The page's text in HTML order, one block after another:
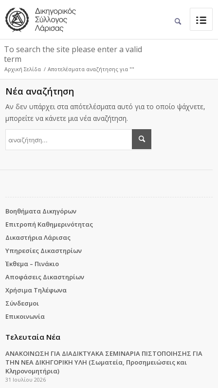
To search the site please enter a valid
term
Αρχική Σελίδα / Αποτελέσματα αναζήτησης για ""
Νέα αναζήτηση
Αν δεν υπάρχει στα απότελέσματα αυτό για το οποίο ψάχνετε,
μπορείτε να κάνετε μια νέα αναζήτηση.
Βοηθήματα Δικηγόρων
Επιτροπή Καθημερινότητας
Δικαστήρια Λάρισας
Υπηρεσίες Δικαστηρίων
Έκθεμα – Πινάκιο
Αποφάσεις Δικαστηρίων
Χρήσιμα Τηλέφωνα
Σύνδεσμοι
Επικοινωνία
Τελευταία Νέα
ΑΝΑΚΟΙΝΩΣΗ ΓΙΑ ΔΙΑΔΙΚΤΥΑΚΑ ΣΕΜΙΝΑΡΙΑ ΠΙΣΤΟΠΟΙΗΣΗΣ ΓΙΑ
ΤΗΝ ΝΕΑ ΔΙΚΗΓΟΡΙΚΗ ΥΛΗ (Σωματεία, Προσημειώσεις και
Κληρονομητήρια)
31 Ιουλίου 2026